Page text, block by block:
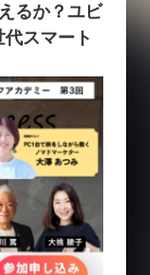
るか？ユビ
スマート